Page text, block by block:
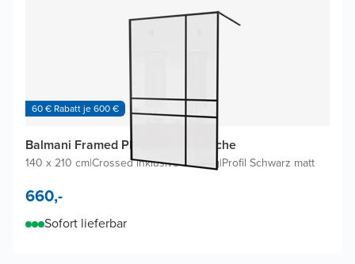
60 € Rabatt je 600 €
Balmani Framed Plus Walk-in Dusche
140 x 210 cm|Crossed inklusive Coating|Profil Schwarz matt
660,-
Sofort lieferbar